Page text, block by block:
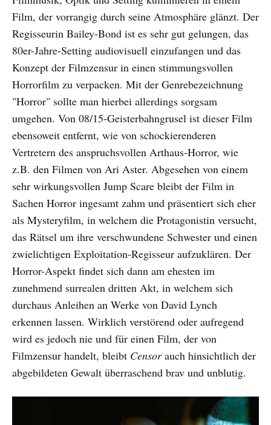
Film, der vorrangig durch seine Atmosphäre glänzt. Der
Regisseurin Bailey-Bond ist es sehr gut gelungen, das
80er-Jahre-Setting audiovisuell einzufangen und das
Konzept der Filmzensur in einen stimmungsvollen
Horrorfilm zu verpacken. Mit der Genrebezeichnung
"Horror" sollte man hierbei allerdings sorgsam
umgehen. Von 08/15-Geisterbahngrusel ist dieser Film
ebensoweit entfernt, wie von schockierenderen
Vertretern des anspruchsvollen Arthaus-Horror, wie
z.B. den Filmen von Ari Aster. Abgesehen von einem
sehr wirkungsvollen Jump Scare bleibt der Film in
Sachen Horror ingesamt zahm und präsentiert sich eher
als Mysteryfilm, in welchem die Protagonistin versucht,
das Rätsel um ihre verschwundene Schwester und einen
zwielichtigen Exploitation-Regisseur aufzuklären. Der
Horror-Aspekt findet sich dann am ehesten im
zunehmend surrealen dritten Akt, in welchem sich
durchaus Anleihen an Werke von David Lynch
erkennen lassen. Wirklich verstörend oder aufregend
wird es jedoch nie und für einen Film, der von
Filmzensur handelt, bleibt Censorauch hinsichtlich der
abgebildeten Gewalt überraschend brav und unblutig.